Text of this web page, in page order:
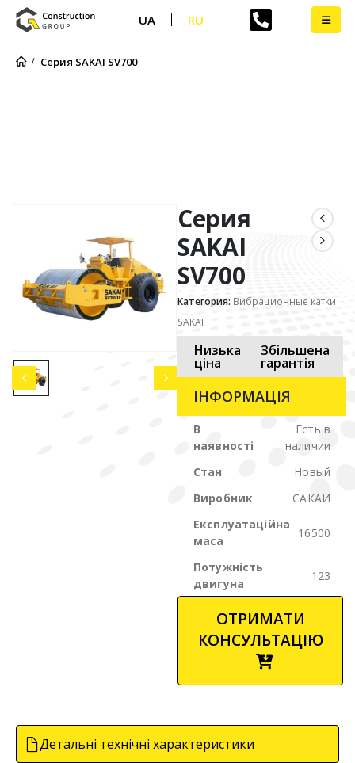
UA RU
Серия SAKAI SV700
Серия
SAKAI
SV700
Категория: Вибрационные катки
SAKAI
Низька
ціна
Збільшена
гарантія
ІНФОРМАЦІЯ
В
наявності
Есть в
наличии
Стан
Новый
Виробник
САКАИ
Експлуатаційна
маса
16500
Потужність
двигуна
123
ОТРИМАТИ
КОНСУЛЬТАЦІЮ
Детальні технічні характеристики